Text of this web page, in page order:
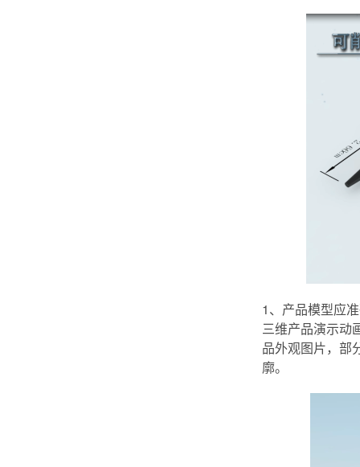
1、产品模型应
三维产品演示动
品外观图片，部
廓。